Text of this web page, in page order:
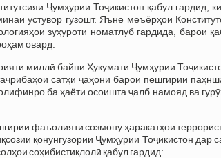
Ҷумҳурии Тоҷикистон қабул гардид,
устувор гузошт. Яъне меъёрҳои
зуҳуроти номатлуб гардида, барои
овард.
миллӣ байни Ҳукумати Ҷумҳурии
сатҳи ҷаҳонӣ барои пешгирии
ба ҳаёти осоишта ҷалб намояд ва
фаъолияти созмону ҳаракатҳои
қонунгузории Ҷумҳурии Тоҷикистон дар
соҳибистиқлолӣ қабул гардид: